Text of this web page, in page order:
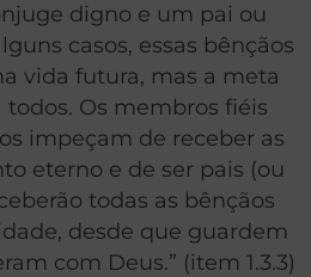
digno e um pai ou
casos, essas bênçãos
vida futura, mas a meta
Os membros fiéis
impeçam de receber as
eterno e de ser pais (ou
todas as bênçãos
desde que guardem
com Deus.” (item 1.3.3)